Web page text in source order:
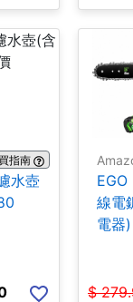
指南
水壺
EGO
線電
電器
$